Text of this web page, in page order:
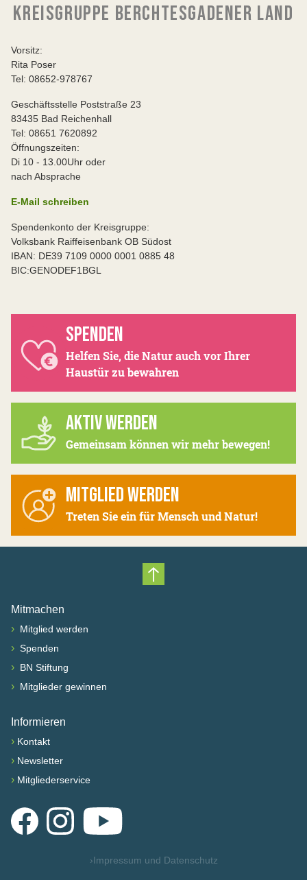
KREISGRUPPE BERCHTESGADENER LAND
Vorsitz:
Rita Poser
Tel: 08652-978767
Geschäftsstelle Poststraße 23
83435 Bad Reichenhall
Tel: 08651 7620892
Öffnungszeiten:
Di 10 - 13.00Uhr oder
nach Absprache
E-Mail schreiben
Spendenkonto der Kreisgruppe:
Volksbank Raiffeisenbank OB Südost
IBAN: DE39 7109 0000 0001 0885 48
BIC:GENODEF1BGL
SPENDEN
Helfen Sie, die Natur auch vor Ihrer
Haustür zu bewahren
AKTIV WERDEN
Gemeinsam können wir mehr bewegen!
MITGLIED WERDEN
Treten Sie ein für Mensch und Natur!
Nach oben scrollen
Mitmachen
› Mitglied werden
› Spenden
› BN Stiftung
› Mitglieder gewinnen
Informieren
› Kontakt
› Newsletter
› Mitgliederservice
FacebookInstagramYouTube
›Impressum und Datenschutz